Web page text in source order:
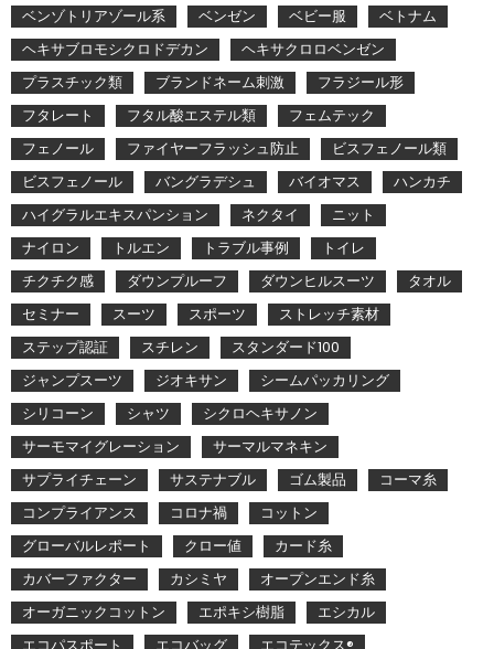
ベンゾトリアゾール系
ベンゼン ベビー服
ベトナム
ヘキサブロモシクロドデカン
ヘキサクロロベンゼン
プラスチック類
ブランドネーム刺激
フラジール形
フタレート
フタル酸エステル類
フェムテック
フェノール
ファイヤーフラッシュ防止
ビスフェノール類
ビスフェノール
バングラデシュ バイオマス
ハンカチ
ハイグラルエキスパンション
ネクタイ
ニット
ナイロン
トルエン トラブル事例
トイレ
チクチク感
ダウンプルーフ ダウンヒルスーツ
タオル
セミナー
スーツ スポーツ
ストレッチ素材
ステップ認証
スチレン
スタンダード100
ジャンプスーツ
ジオキサン
シームパッカリング
シリコーン
シャツ
シクロヘキサノン
サーモマイグレーション
サーマルマネキン
サプライチェーン
サステナブル ゴム製品
コーマ糸
コンプライアンス
コロナ禍
コットン
グローバルレポート
クロー値
カード糸
カバーファクター
カシミヤ
オープンエンド糸
オーガニックコットン
エポキシ樹脂
エシカル